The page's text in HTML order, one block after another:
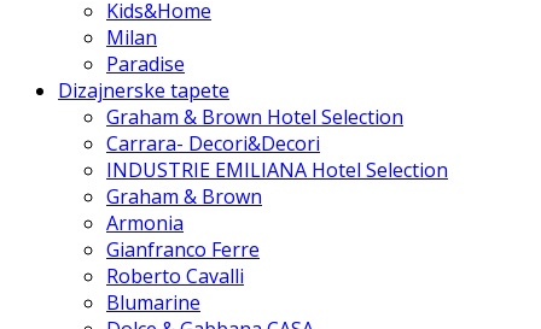
Kids&Home
Milan
Paradise
Dizajnerske tapete
Graham & Brown Hotel Selection
Carrara- Decori&Decori
INDUSTRIE EMILIANA Hotel Selection
Graham & Brown
Armonia
Gianfranco Ferre
Roberto Cavalli
Blumarine